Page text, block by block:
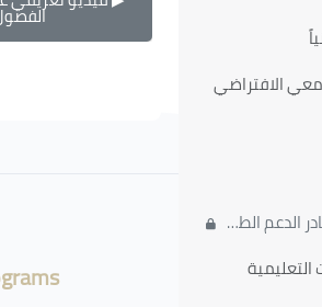
الافتراضي
مناقشات حول مصادر الدعم الطلابي